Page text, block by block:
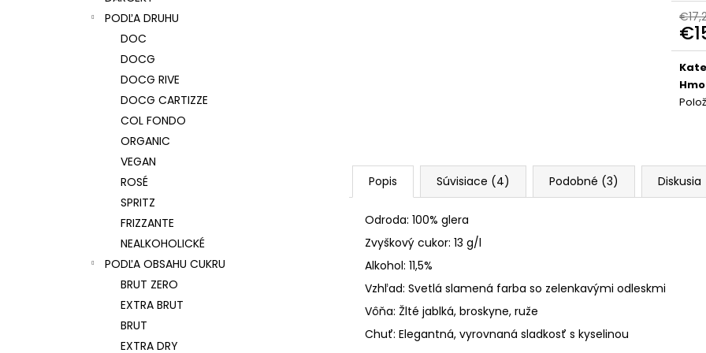
PODĽA DRUHU
DOC
DOCG
DOCG RIVE
DOCG CARTIZZE
COL FONDO
ORGANIC
VEGAN
ROSÉ
SPRITZ
FRIZZANTE
NEALKOHOLICKÉ
PODĽA OBSAHU CUKRU
BRUT ZERO
EXTRA BRUT
BRUT
EXTRA DRY
Popis Súvisiace (4) Podobné (3) Diskusia
Odroda: 100% glera
Zvyškový cukor: 13 g/l
Alkohol: 11,5%
Vzhľad: Svetlá slamená farba so zelenkavými odleskmi
Vôňa: Žlté jablká, broskyne, ruže
Chuť: Elegantná, vyrovnaná sladkosť s kyselinou
REBULI ZEROGRAMMI, EXTRA BRUT,
DOCG
€13,99
POHÁR NA